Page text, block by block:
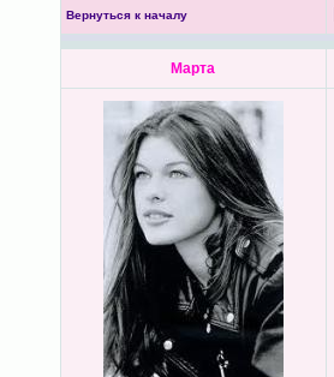
Вернуться к началу
Марта